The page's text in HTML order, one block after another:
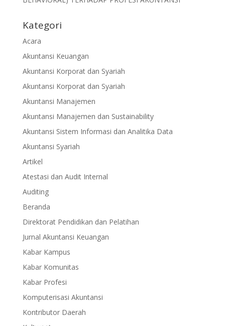
Kategori
Acara
Akuntansi Keuangan
Akuntansi Korporat dan Syariah
Akuntansi Korporat dan Syariah
Akuntansi Manajemen
Akuntansi Manajemen dan Sustainability
Akuntansi Sistem Informasi dan Analitika Data
Akuntansi Syariah
Artikel
Atestasi dan Audit Internal
Auditing
Beranda
Direktorat Pendidikan dan Pelatihan
Jurnal Akuntansi Keuangan
Kabar Kampus
Kabar Komunitas
Kabar Profesi
Komputerisasi Akuntansi
Kontributor Daerah